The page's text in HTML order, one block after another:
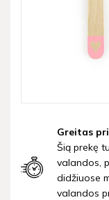
Greitas
Šią prekę
valandos,
didžiuose
valandos